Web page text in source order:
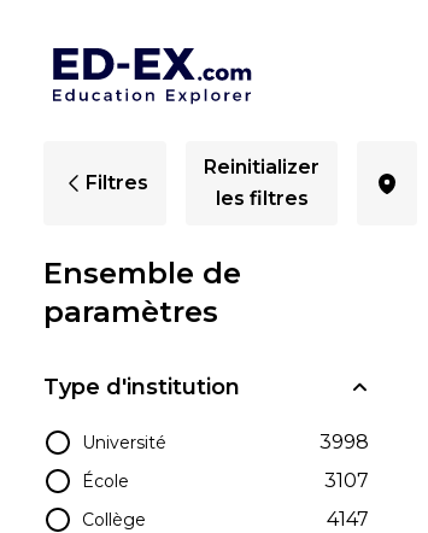
Filtres
Reinitializer
les filtres
Ensemble de
paramètres
Type d'institution
Université 3998
École 3107
Collège 4147